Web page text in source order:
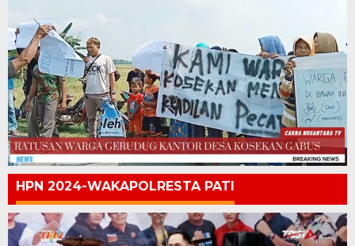
HPN 2024-WAKAPOLRESTA PATI